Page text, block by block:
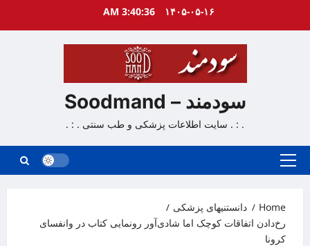
۱۴۰۵-۰۵-۱۶ 3:40:37 AM
سودمند – Soodmand
. : . سایت اطلاعات پزشکی و طب سنتی . : .
Primary
Home
دانستنیهای پزشکی
رخ‌دادن اتفاقات کوچک اما شادی‌آور رونمایی کتاب در وانفسای
کرونا